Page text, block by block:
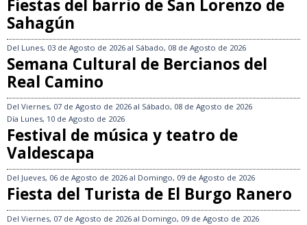
Fiestas del barrio de San Lorenzo de
Sahagún
Del Lunes, 03 de Agosto de 2026 al Sábado, 08 de Agosto de 2026
Semana Cultural de Bercianos del
Real Camino
Del Viernes, 07 de Agosto de 2026 al Sábado, 08 de Agosto de 2026
Día Lunes, 10 de Agosto de 2026
Festival de música y teatro de
Valdescapa
Del Jueves, 06 de Agosto de 2026 al Domingo, 09 de Agosto de 2026
Fiesta del Turista de El Burgo Ranero
Del Viernes, 07 de Agosto de 2026 al Domingo, 09 de Agosto de 2026